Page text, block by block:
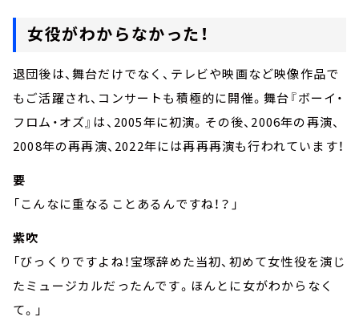
女役がわからなかった！
退団後は、舞台だけでなく、テレビや映画など映像作品で
もご活躍され、コンサートも積極的に開催。舞台『ボーイ・
フロム・オズ』は、2005年に初演。その後、2006年の再演、
2008年の再再演、2022年には再再再演も行われています！
要
「こんなに重なることあるんですね！？」
紫吹
「びっくりですよね！宝塚辞めた当初、初めて女性役を演じ
たミュージカルだったんです。ほんとに女がわからなく
て。」